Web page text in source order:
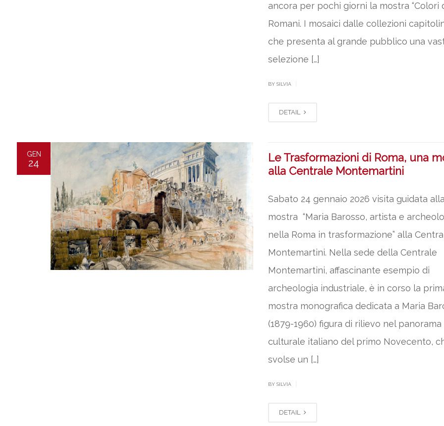
ancora per pochi giorni la mostra “Colori
Romani. I mosaici dalle collezioni
che presenta al grande pubblico una
selezione […]
BY SILVIA
DETAIL
GEN
24
Le Trasformazioni di Roma, una
alla Centrale Montemartini
Sabato 24 gennaio 2026 visita guidata alla
mostra “Maria Barosso, artista e
nella Roma in trasformazione” alla
Montemartini. Nella sede della Centrale
Montemartini, affascinante esempio di
archeologia industriale, è in corso la
mostra monografica dedicata a Maria
(1879-1960) figura di rilievo nel panorama
culturale italiano del primo Novecento,
svolse un […]
BY SILVIA
DETAIL